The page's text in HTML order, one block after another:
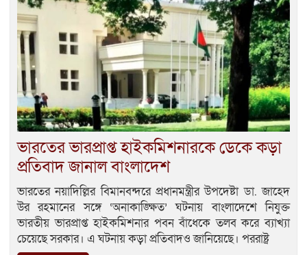
ভারতের ভারপ্রাপ্ত হাইকমিশনারকে ডেকে কড়া
প্রতিবাদ জানাল বাংলাদেশ
ভারতের নয়াদিল্লির বিমানবন্দরে প্রধানমন্ত্রীর উপদেষ্টা ডা. জাহেদ
উর রহমানের সঙ্গে ‘অনাকাঙ্ক্ষিত’ ঘটনায় বাংলাদেশে নিযুক্ত
ভারতীয় ভারপ্রাপ্ত হাইকমিশনার পবন বাঁধেকে তলব করে ব্যাখ্যা
চেয়েছে সরকার। এ ঘটনায় কড়া প্রতিবাদও জানিয়েছে। পররাষ্ট্র